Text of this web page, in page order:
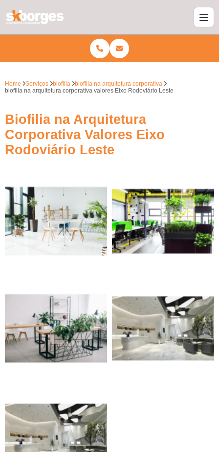
Home Serviços biofilia
biofilia na arquitetura corporativa
biofilia na arquitetura corporativa valores Eixo Rodoviário Leste
Biofilia na Arquitetura
Corporativa Valores Eixo
Rodoviário Leste